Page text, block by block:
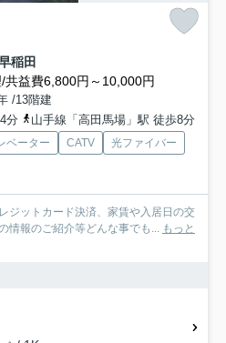
稲田
共益費6,800円～10,000円
/13階建
分
山手線「高田馬場」駅 徒歩8分
ベーター CATV
光ファイバー
ジットカード決済、家賃や入居日の交
情報のご紹介等どんな事でも...
もっと